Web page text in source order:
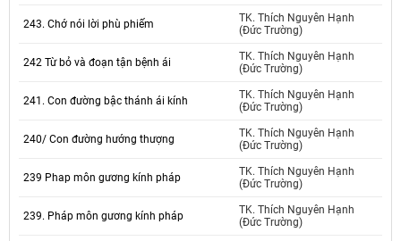
243. Chớ nói lời phù phiếm
TK. Thích Nguyên Hạnh
(Đức Trường)
242 Từ bỏ và đoạn tận bệnh ái
TK. Thích Nguyên Hạnh
(Đức Trường)
241. Con đường bậc thánh ái kính
TK. Thích Nguyên Hạnh
(Đức Trường)
240/ Con đường hướng thượng
TK. Thích Nguyên Hạnh
(Đức Trường)
239 Phap môn gương kính pháp
TK. Thích Nguyên Hạnh
(Đức Trường)
239. Pháp môn gương kính pháp
TK. Thích Nguyên Hạnh
(Đức Trường)